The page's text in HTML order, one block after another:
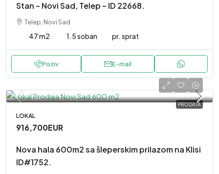
Stan – Novi Sad, Telep – ID 22668.
Telep, Novi Sad
47 m2 1.5 soban pr. sprat
Poziv E-mail
PRODAJA
LOKAL
916,700EUR
Nova hala 600m2 sa šleperskim prilazom na Klisi
ID#1752.